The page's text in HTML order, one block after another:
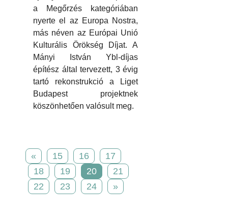
a Megőrzés kategóriában
nyerte el az Europa Nostra,
más néven az Európai Unió
Kulturális Örökség Díjat. A
Mányi István Ybl-díjas
építész által tervezett, 3 évig
tartó rekonstrukció a Liget
Budapest projektnek
köszönhetően valósult meg.
« 15 16
17
18
19 20
21
22
23 24 »